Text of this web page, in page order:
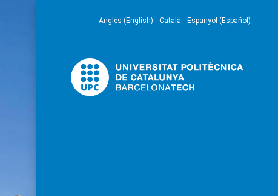
Anglès (English) Català Espanyol (Español)